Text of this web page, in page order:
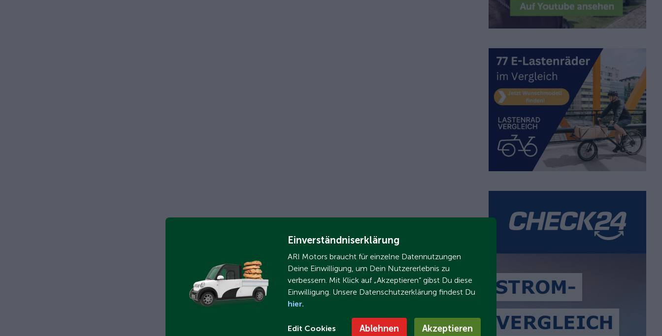
Einverständniserklärung
ARI Motors braucht für einzelne Datennutzungen
Deine Einwilligung, um Dein Nutzererlebnis zu
verbessern. Mit Klick auf „Akzeptieren“ gibst Du diese
Einwilligung. Unsere Datenschutzerklärung findest Du
hier.
Edit Cookies Ablehnen Akzeptieren